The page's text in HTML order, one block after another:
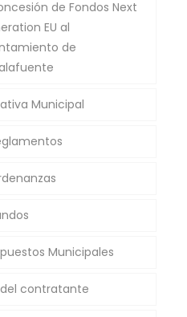
de Fondos Next
EU al
de
Municipal
Municipales
contratante